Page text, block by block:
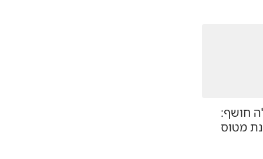
חושף:
מטוס